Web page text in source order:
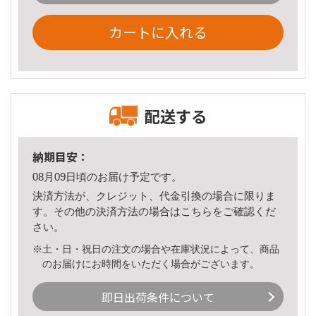
カートに入れる
配送する
納期目安：
08月09日頃のお届け予定です。
決済方法が、クレジット、代金引換の場合に限りま
す。その他の決済方法の場合はこちら をご確認くだ
さい。
※土・日・祝日の注文の場合や在庫状況によって、商品
のお届けにお時間をいただく場合がございます。
即日出荷条件について